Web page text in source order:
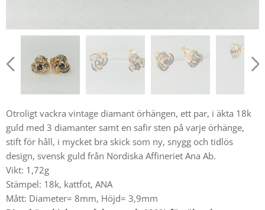
Otroligt vackra vintage diamant örhängen, ett par, i äkta 18k
guld med 3 diamanter samt en safir sten på varje örhänge,
stift för håll, i mycket bra skick som ny, snygg och tidlös
design, svensk guld från Nordiska Affineriet Ana Ab.
Vikt: 1,72g
Stämpel: 18k, kattfot, ANA
Mått: Diameter= 8mm, Höjd= 3,9mm